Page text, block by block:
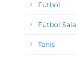
Fútbol
Fútbol Sala
Tenis